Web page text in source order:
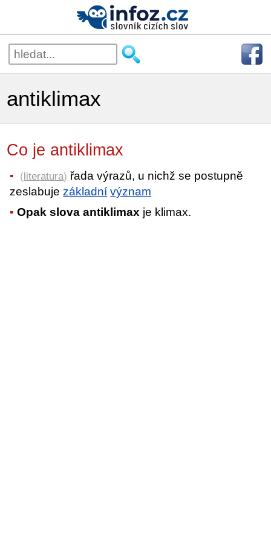
antiklimax
Co je antiklimax
(literatura) řada výrazů, u nichž se postupně
zeslabujezákladní význam
Opak slova antiklimax je klimax.